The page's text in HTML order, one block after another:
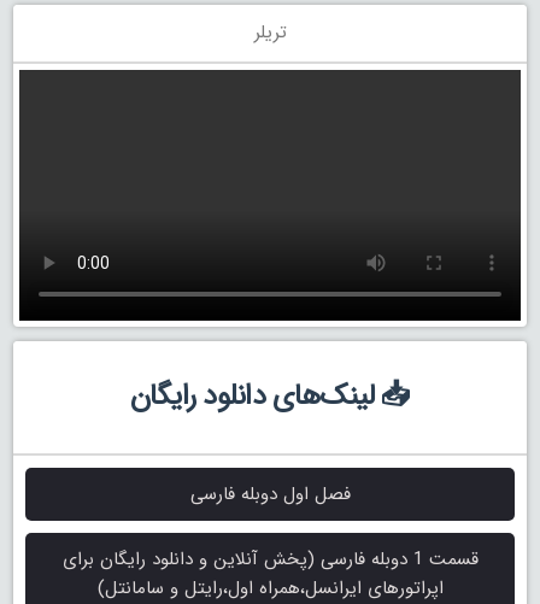
تریلر
📥 لینک‌های دانلود رایگان
فصل اول دوبله فارسی
قسمت 1 دوبله فارسی (پخش آنلاین و دانلود رایگان برای
اپراتورهای ایرانسل،همراه اول،رایتل و سامانتل)